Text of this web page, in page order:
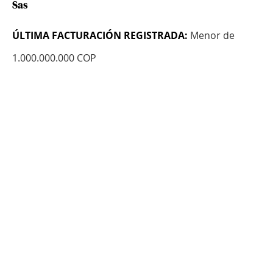
Sas
ÚLTIMA FACTURACIÓN REGISTRADA: Menor de
1.000.000.000 COP